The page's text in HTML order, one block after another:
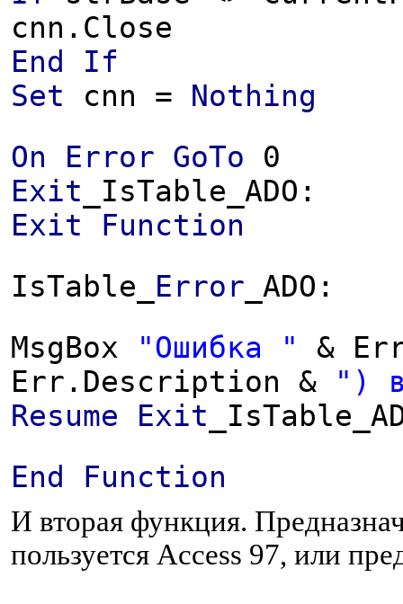
cnn.Close
End
If
Set cnn = Nothing
On
Error GoTo 0
Exit _IsTable_ADO:
Exit
Function
IsTable_ Error _ADO:
MsgBox
"Ошибка "
&
Err.Description &
") в
Resume
Exit
End
Function
И вторая функция.
пользуется Access 97, или